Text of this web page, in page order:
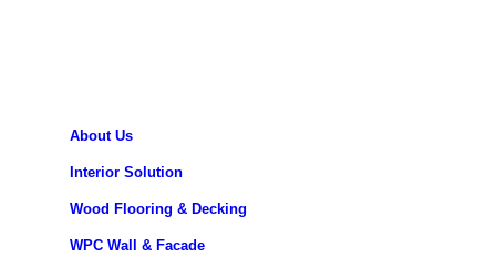
About Us
Interior Solution
Wood Flooring & Decking
WPC Wall & Facade